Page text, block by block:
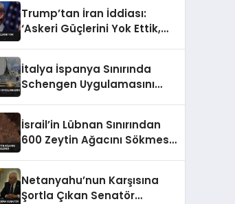
Trump’tan İran İddiası:
‘Askeri Güçlerini Yok Ettik,
İtalya İspanya Sınırında
Schengen Uygulamasını
İsrail’in Lübnan Sınırından
600 Zeytin Ağacını Sökmesi
Netanyahu’nun Karşısına
Şortla Çıkan Senatör